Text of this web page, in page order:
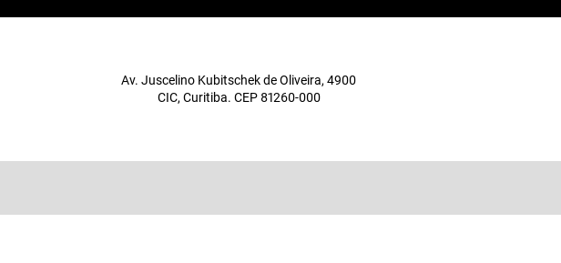
Av. Juscelino Kubitschek de Oliveira, 4900
CIC, Curitiba. CEP 81260-000